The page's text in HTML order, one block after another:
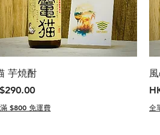
芋焼酎
$800 免運費 全